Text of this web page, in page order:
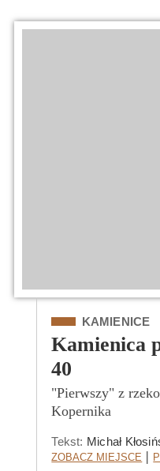
KategoriaKAMIENICE
Kamienica
40
"Pierwszy" z
Kopernika
Tekst: Michał
Zobacz Miejsce |